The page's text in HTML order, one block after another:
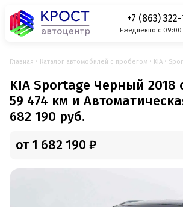
+7 (863)
Ежедневно с
Главная Каталог автомобилей с пробегом KIA
KIA Sportage Черный 2018
59 474 км и
682 190 руб.
от 1 682 190 ₽